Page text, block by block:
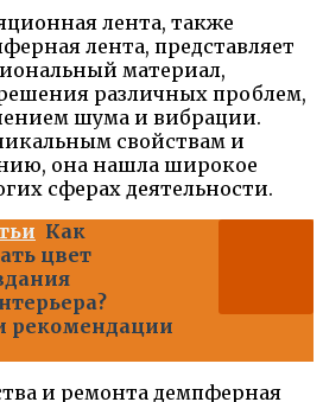
лента, также
лента, представляет
материал,
различных проблем,
шума и вибрации.
свойствам и
она нашла широкое
сферах деятельности.
Как
цвет
рекомендации
и ремонта демпферная